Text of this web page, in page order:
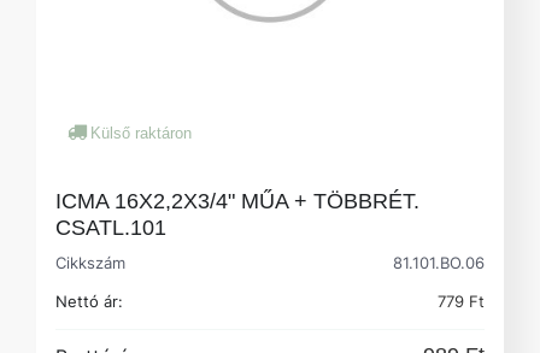
Külső raktáron
ICMA 16X2,2X3/4" MŰA + TÖBBRÉT.
CSATL.101
Cikkszám
81.101.BO.06
Nettó ár:
779 Ft